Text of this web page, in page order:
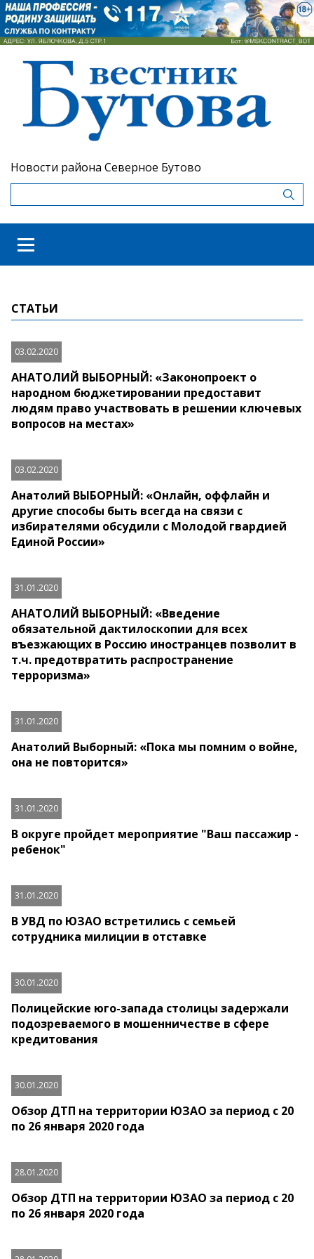
Новости района Северное Бутово
СТАТЬИ
03.02.2020
АНАТОЛИЙ ВЫБОРНЫЙ: «Законопроект о
народном бюджетировании предоставит
людям право участвовать в решении ключевых
вопросов на местах»
03.02.2020
Анатолий ВЫБОРНЫЙ: «Онлайн, оффлайн и
другие способы быть всегда на связи с
избирателями обсудили с Молодой гвардией
Единой России»
31.01.2020
АНАТОЛИЙ ВЫБОРНЫЙ: «Введение
обязательной дактилоскопии для всех
въезжающих в Россию иностранцев позволит в
т.ч. предотвратить распространение
терроризма»
31.01.2020
Анатолий Выборный: «Пока мы помним о войне,
она не повторится»
31.01.2020
В округе пройдет мероприятие "Ваш пассажир -
ребенок"
31.01.2020
В УВД по ЮЗАО встретились с семьей
сотрудника милиции в отставке
30.01.2020
Полицейские юго-запада столицы задержали
подозреваемого в мошенничестве в сфере
кредитования
30.01.2020
Обзор ДТП на территории ЮЗАО за период с 20
по 26 января 2020 года
28.01.2020
Обзор ДТП на территории ЮЗАО за период с 20
по 26 января 2020 года